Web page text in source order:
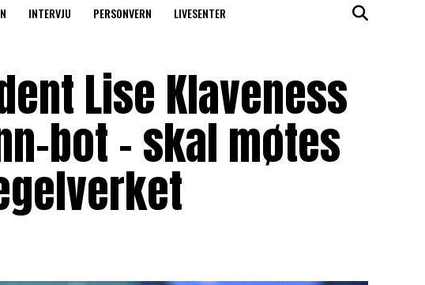
INTERVJU PERSONVERN LIVESENTER
Lise Klaveness
bot – skal møtes